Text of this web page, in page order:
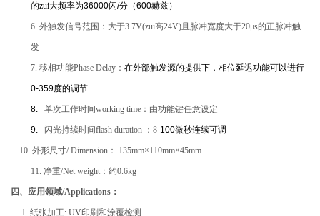
的zui大频率为36000闪/分（600赫兹）
6.外触发信号范围：大于3.7V(zui高24V)且脉冲宽度大于20μs的正脉冲触
发
7.移相功能Phase Delay：在外部触发源的提供下，相位延迟功能可以进行
0-359度的调节
8.单次工作时间working time：由功能键任意设定
9. 闪光持续时间flash duration ：8-100微秒连续可调
10.外形尺寸/ Dimension： 135mm×110mm×45mm
11.净重/Net weight：约0.6kg
四、应用领域/Applications：
1.纸张加工: UV印刷和涂覆检测